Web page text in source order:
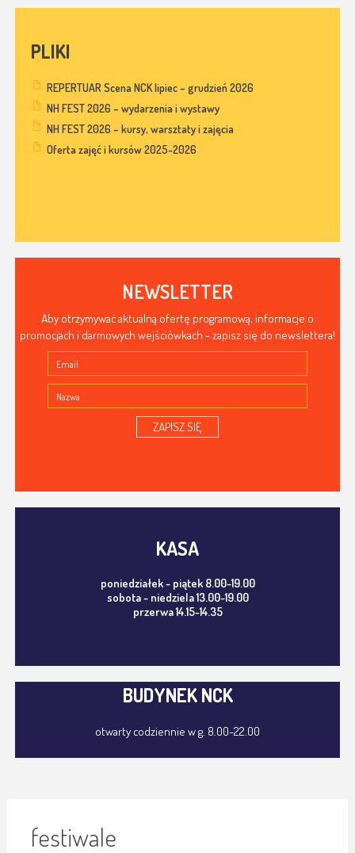
PLIKI
REPERTUAR Scena NCK lipiec – grudzień 2026
NH FEST 2026 – wydarzenia i wystawy
NH FEST 2026 – kursy, warsztaty i zajęcia
Oferta zajęć i kursów 2025-2026
NEWSLETTER
Aby otrzymywać aktualną ofertę programową, informacje o
promocjach i darmowych wejściówkach - zapisz się do newslettera!
ZAPISZ SIĘ
KASA
poniedziałek - piątek 8.00-19.00
sobota - niedziela 13.00-19.00
przerwa 14.15-14.35
BUDYNEK NCK
otwarty codziennie w g. 8.00-22.00
festiwale